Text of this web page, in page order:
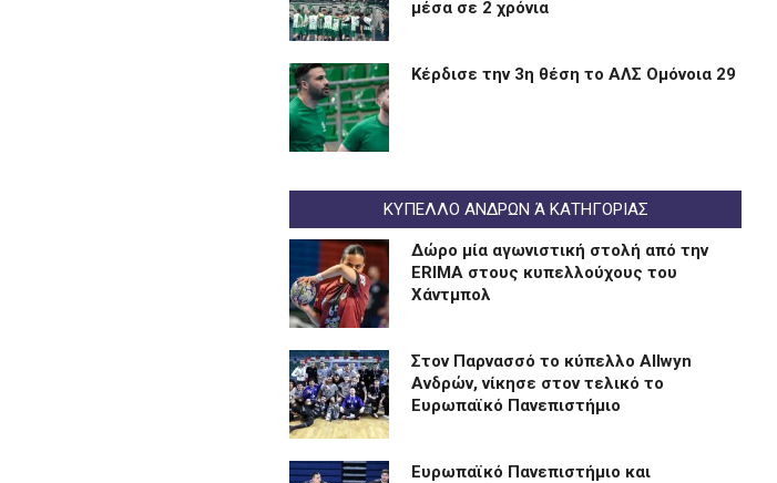
μέσα σε 2 χρόνια
Kέρδισε την 3η θέση το ΑΛΣ Ομόνοια 29
ΚΥΠΕΛΛΟ ΑΝΔΡΩΝ Ά ΚΑΤΗΓΟΡΙΑΣ
Δώρο μία αγωνιστική στολή από την
ERIMA στους κυπελλούχους του
Χάντμπολ
Στον Παρνασσό το κύπελλο Allwyn
Ανδρών, νίκησε στον τελικό το
Ευρωπαϊκό Πανεπιστήμιο
Eυρωπαϊκό Πανεπιστήμιο και